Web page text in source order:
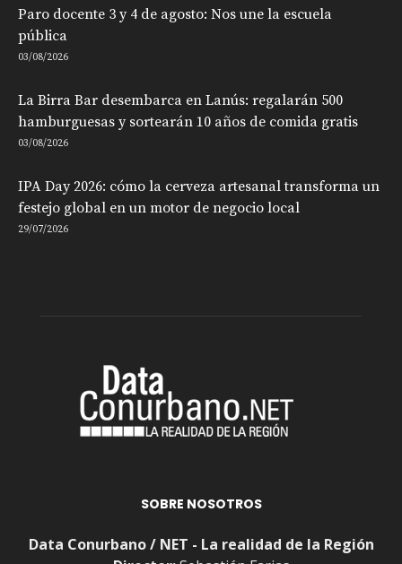
Paro docente 3 y 4 de agosto: Nos une la escuela
pública
03/08/2026
La Birra Bar desembarca en Lanús: regalarán 500
hamburguesas y sortearán 10 años de comida gratis
03/08/2026
IPA Day 2026: cómo la cerveza artesanal transforma un
festejo global en un motor de negocio local
29/07/2026
SOBRE NOSOTROS
Data Conurbano / NET - La realidad de la Región